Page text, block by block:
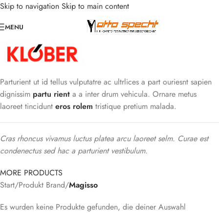
Skip to navigation Skip to main content
MENU
Parturient ut id tellus vulputatre ac ultrlices a part ouriesnt sapien
dignissim partu rient a a inter drum vehicula. Ornare metus
laoreet tincidunt eros rolem tristique pretium malada.
Cras rhoncus vivamus luctus platea arcu laoreet selm. Curae est
condenectus sed hac a parturient vestibulum.
MORE PRODUCTS
Start/Produkt Brand/Magisso
Es wurden keine Produkte gefunden, die deiner Auswahl